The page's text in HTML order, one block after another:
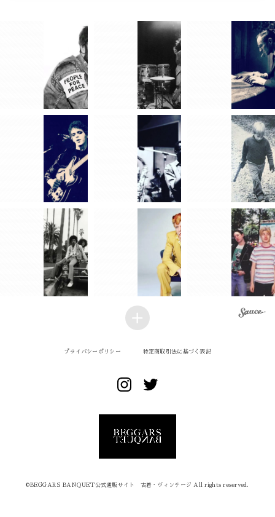
プライバシーポリシー 特定商取引法に基づく表記
©︎BEGGARS BANQUET公式通販サイト 古着・ヴィンテージ All rights reserved.